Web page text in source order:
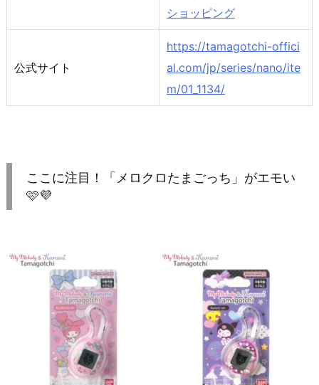
ショッピング
公式サイト
https://tamagotchi-offici
al.com/jp/series/nano/ite
m/01_1134/
ここに注目！「メロクロたまごっち」がエモい
🩷💜